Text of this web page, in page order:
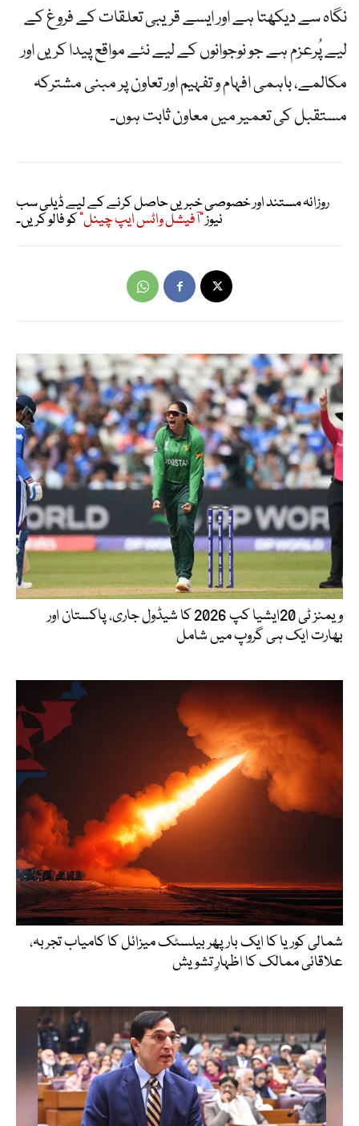
نگاہ سے دیکھتا ہے اور ایسے قریبی تعلقات کے فروغ کے
لیے پُرعزم ہے جو نوجوانوں کے لیے نئے مواقع پیدا کریں اور
مکالمے، باہمی افہام و تفہیم اور تعاون پر مبنی مشترکہ
مستقبل کی تعمیر میں معاون ثابت ہوں۔
روزانہ مستند اور خصوصی خبریں حاصل کرنے کے لیے ڈیلی سب
نیوز"آفیشل واٹس ایپ چینل"کو فالو کریں۔
ویمنز ٹی 20ایشیا کپ 2026 کا شیڈول جاری، پاکستان اور
بھارت ایک ہی گروپ میں شامل
شمالی کوریا کا ایک بار پھر بیلسٹک میزائل کا کامیاب تجربہ،
علاقائی ممالک کا اظہارِ تشویش